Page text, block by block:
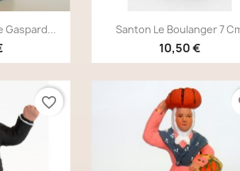
Gaspard... Aperçu rapide
Santon Le Boulanger 7
10,50 €
favorite_border